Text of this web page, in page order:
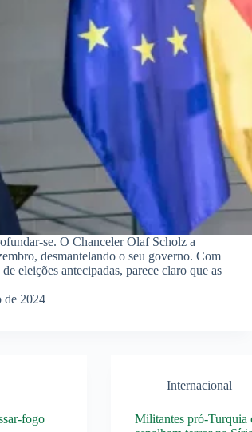
se. O Chanceler Olaf Scholz a
desmantelando o seu governo. Com
eleições antecipadas, parece claro que as
de 2024
fogo
Internacional
Militantes pró-Turquia